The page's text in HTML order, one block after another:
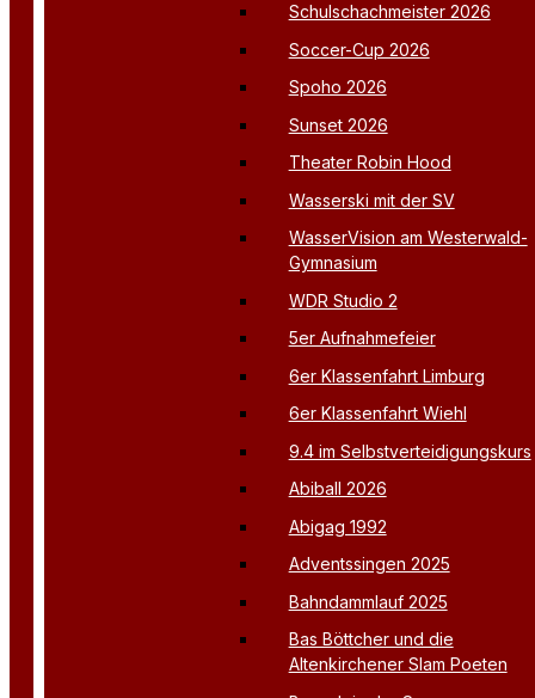
Schulschachmeister 2026
Soccer-Cup 2026
Spoho 2026
Sunset 2026
Theater Robin Hood
Wasserski mit der SV
WasserVision am Westerwald-
Gymnasium
WDR Studio 2
5er Aufnahmefeier
6er Klassenfahrt Limburg
6er Klassenfahrt Wiehl
9.4 im Selbstverteidigungskurs
Abiball 2026
Abigag 1992
Adventssingen 2025
Bahndammlauf 2025
Bas Böttcher und die
Altenkirchener Slam Poeten